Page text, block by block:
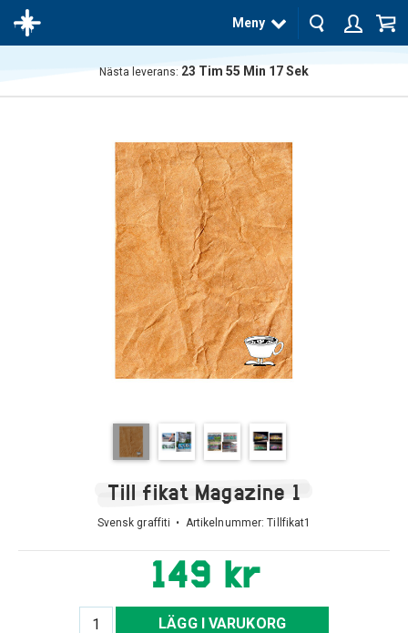
Meny
Nästa leverans: 23 Tim 55 Min 17Sek
Till fikat Magazine 1
Svensk graffiti • Artikelnummer:Tillfikat1
149 kr
LÄGG I VARUKORG